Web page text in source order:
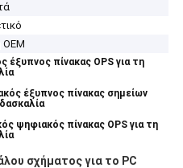
έξυπνος πίνακας OPS για τη
έξυπνος πίνακας σημείων
ψηφιακός πίνακας OPS για τη
σχήματος για το PC